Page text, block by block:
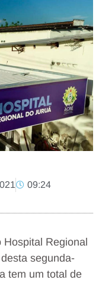
09:24
Regional
segunda-
tem um total de